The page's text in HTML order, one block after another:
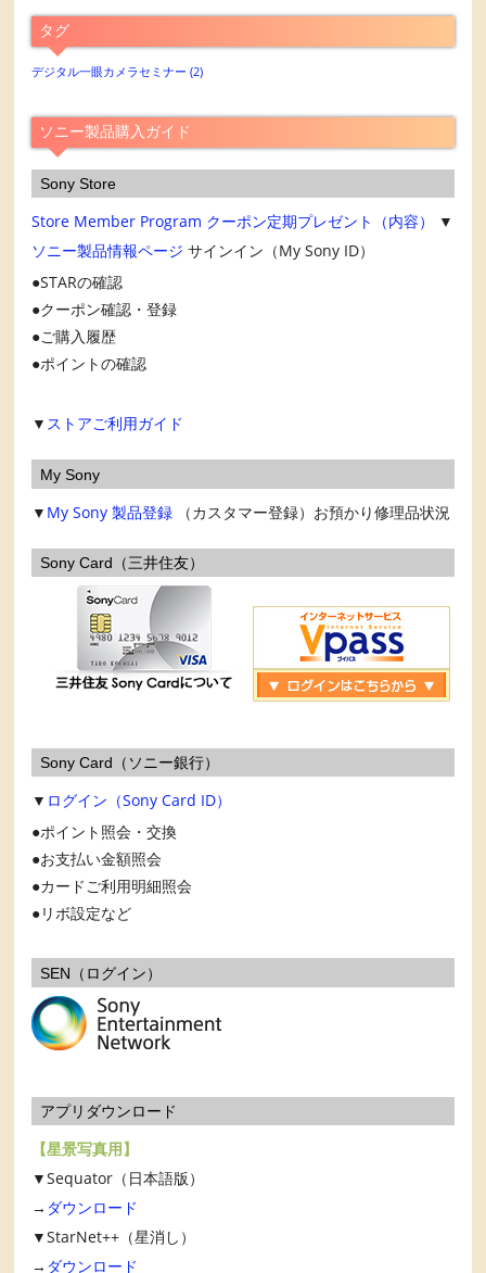
ア
ー
カ
ブ
タグ
デジタル一眼カメラセミナー (2)
ソニー製品購入ガイド
Sony Store
Store Member Program クーポン定期プレゼント（内容）
▼
ソニー製品情報ページ サインイン（My Sony ID）
STARの確認
クーポン確認・登録
ご購入履歴
ポイントの確認
▼ ストアご利用ガイド
My Sony
▼ My Sony 製品登録 （カスタマー登録）お預かり修理品状況
Sony Card（三井住友）
Sony Card（ソニー銀行）
▼ ログイン（Sony Card ID）
ポイント照会・交換
お支払い金額照会
カードご利用明細照会
リボ設定など
SEN（ログイン）
アプリダウンロード
【星景写真用】
▼Sequator（日本語版）
→ ダウンロード
▼StarNet++（星消し）
→ ダウンロード